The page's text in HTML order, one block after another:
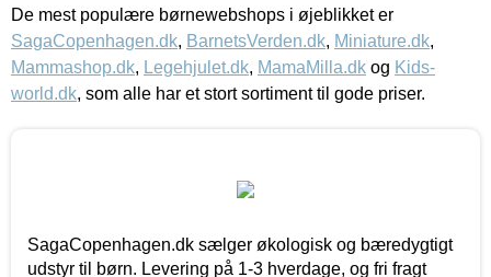
De mest populære børnewebshops i øjeblikket er
SagaCopenhagen.dk, BarnetsVerden.dk, Miniature.dk,
Mammashop.dk, Legehjulet.dk, MamaMilla.dk og Kids-
world.dk, som alle har et stort sortiment til gode priser.
SagaCopenhagen.dk sælger økologisk og bæredygtigt
udstyr til børn. Levering på 1-3 hverdage, og fri fragt